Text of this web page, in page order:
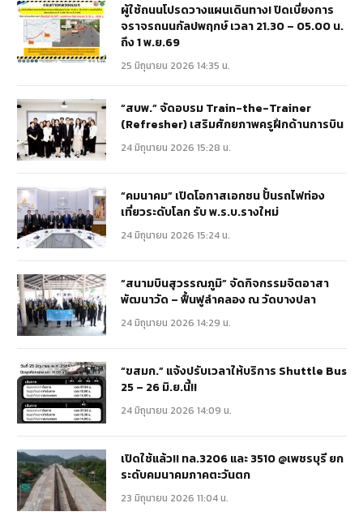
ผู้ใช้ถนนโปรดวางแผนเดินทาง! ปิดเบี่ยงการ
จราจรถนนกัลปพฤกษ์ เวลา 21.30 – 05.00 น.
ถึง 1 พ.ย.69
25 มิถุนายน 2026 14:35 น.
“สบพ.” จัดอบรม Train-the-Trainer
(Refresher) เสริมศักยภาพครูฝึกด้านการบิน
24 มิถุนายน 2026 15:28 น.
“คมนาคม” เปิดโอกาสเอกชน ปั้นรถไฟท่อง
เที่ยวระดับโลก รับ พ.ร.บ.รางใหม่
24 มิถุนายน 2026 15:24 น.
“สนามบินสุวรรณภูมิ” จัดกิจกรรมจิตอาสา
พัฒนาวัด – ฟื้นฟูลำคลอง ณ วัดบางปลา
24 มิถุนายน 2026 14:29 น.
“ขสมก.” แจ้งปรับเวลาให้บริการ Shuttle Bus
25 – 26 มิ.ย.นี้!!
24 มิถุนายน 2026 14:09 น.
เปิดใช้แล้ว!! ทล.3206 และ 3510 @เพชรบุรี ยก
ระดับคมนาคมภาคตะวันตก
23 มิถุนายน 2026 11:04 น.